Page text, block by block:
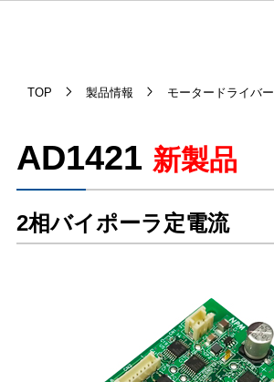
TOP 製品情報 モータードライバー
AD1421 新製品
2相バイポーラ定電流